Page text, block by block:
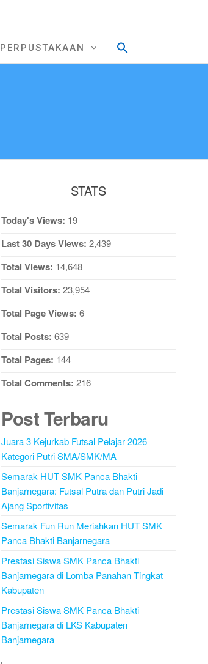
PERPUSTAKAAN
STATS
Today's Views: 19
Last 30 Days Views: 2,439
Total Views: 14,648
Total Visitors: 23,954
Total Page Views: 6
Total Posts: 639
Total Pages: 144
Total Comments: 216
Post Terbaru
Juara 3 Kejurkab Futsal Pelajar 2026
Kategori Putri SMA/SMK/MA
Semarak HUT SMK Panca Bhakti
Banjarnegara: Futsal Putra dan Putri Jadi
Ajang Sportivitas
Semarak Fun Run Meriahkan HUT SMK
Panca Bhakti Banjarnegara
Prestasi Siswa SMK Panca Bhakti
Banjarnegara di Lomba Panahan Tingkat
Kabupaten
Prestasi Siswa SMK Panca Bhakti
Banjarnegara di LKS Kabupaten
Banjarnegara